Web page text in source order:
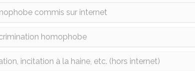
commis sur internet
homophobe
incitation à la haine, etc. (hors internet)